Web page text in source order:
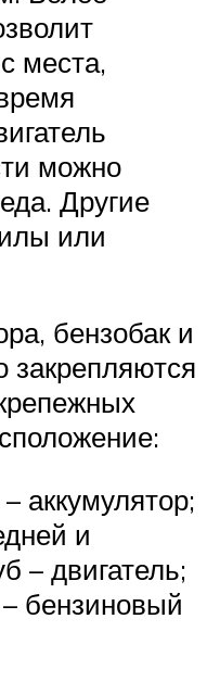
места,
можно
Другие
или
бензобак и
закрепляются
аккумулятор;
и
– двигатель;
бензиновый